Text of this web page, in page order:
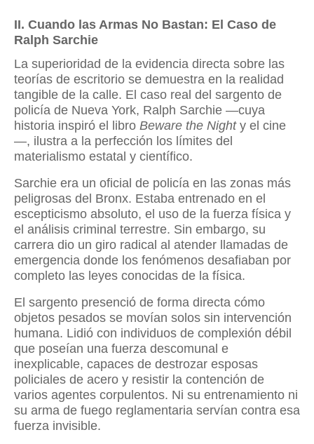
II. Cuando las Armas No Bastan: El Caso de
Ralph Sarchie
La superioridad de la evidencia directa sobre las
teorías de escritorio se demuestra en la realidad
tangible de la calle. El caso real del sargento de
policía de Nueva York, Ralph Sarchie —cuya
historia inspiró el libro Beware the Nighty el cine
—, ilustra a la perfección los límites del
materialismo estatal y científico.
Sarchie era un oficial de policía en las zonas más
peligrosas del Bronx. Estaba entrenado en el
escepticismo absoluto, el uso de la fuerza física y
el análisis criminal terrestre. Sin embargo, su
carrera dio un giro radical al atender llamadas de
emergencia donde los fenómenos desafiaban por
completo las leyes conocidas de la física.
El sargento presenció de forma directa cómo
objetos pesados se movían solos sin intervención
humana. Lidió con individuos de complexión débil
que poseían una fuerza descomunal e
inexplicable, capaces de destrozar esposas
policiales de acero y resistir la contención de
varios agentes corpulentos. Ni su entrenamiento ni
su arma de fuego reglamentaria servían contra esa
fuerza invisible.